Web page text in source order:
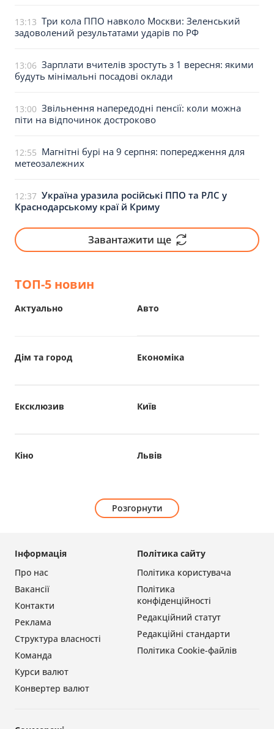
13:13 Три кола ППО навколо Москви: Зеленський
задоволений результатами ударів по РФ
13:06 Зарплати вчителів зростуть з 1 вересня: якими
будуть мінімальні посадові оклади
13:00 Звільнення напередодні пенсії: коли можна
піти на відпочинок достроково
12:55 Магнітні бурі на 9 серпня: попередження для
метеозалежних
12:37 Україна уразила російські ППО та РЛС у
Краснодарському краї й Криму
Завантажити ще
ТОП-5 новин
Авто
Актуально
Дім та город Економіка
Ексклюзив Київ
Кіно Львів
Розгорнути
Політика сайту
Політика користувача
Політика
конфіденційності
Редакційний статут
Редакційні стандарти
Політика Cookie-файлів
Інформація
Про нас
Вакансії
Контакти
Реклама
Структура власності
Команда
Курси валют
Конвертер валют